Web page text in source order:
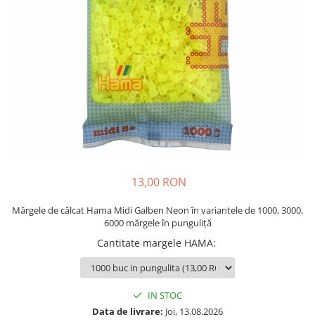
Biciclete si Triciclete
Biciclete Viking Challange
Biciclete Viking Explorer
Amenajări camere senzoriale
Echipamente camere senzoriale
Oferte pentru Camere Senzoriale
Creativitate si indemanare
13,00 RON
Mărgele de călcat Hama Midi Galben Neon în variantele de 1000, 3000,
6000 mărgele în punguliță
Cantitate margele HAMA:
IN STOC
Data de livrare: Joi, 13.08.2026